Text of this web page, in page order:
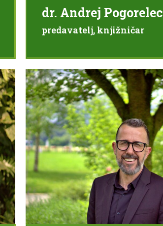
dr. Andrej Pogorelec
predavatelj, knjižničar